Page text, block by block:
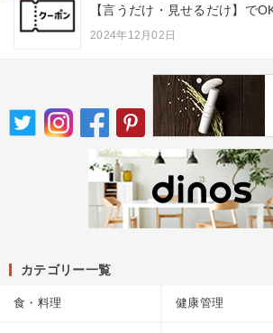
【言うだけ・見せるだけ】で
2024年12月02日
カテゴリー一覧
食・料理 健康管理